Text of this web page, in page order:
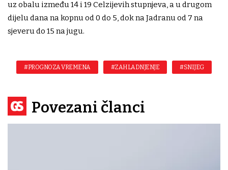
uz obalu između 14 i 19 Celzijevih stupnjeva, a u drugom
dijelu dana na kopnu od 0 do 5, dok na Jadranu od 7 na
sjeveru do 15 na jugu.
#PROGNOZA VREMENA #ZAHLADNJENJE #SNIJEG
Povezani članci